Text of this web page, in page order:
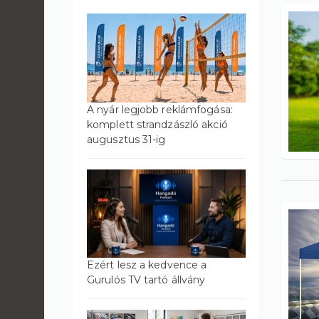
A nyár legjobb reklámfogása:
komplett strandzászló akció
augusztus 31-ig
Ezért lesz a kedvence a
Gurulós TV tartó állvány